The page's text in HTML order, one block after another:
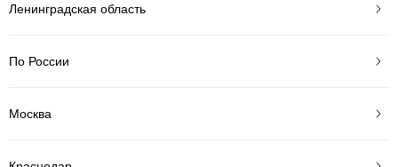
Ленинградская область
По России
Москва